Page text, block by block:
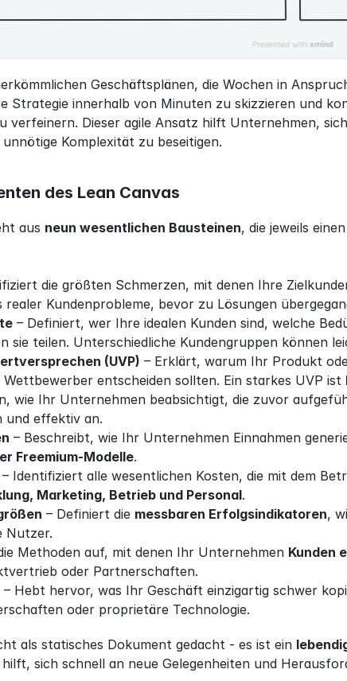
Geschäftsplänen, die Wochen in
Strategie innerhalb von Minuten zu skizzieren und
verfeinern. Dieser agile Ansatz hilft Unternehmen,
Komplexität zu beseitigen.
des Lean Canvas
aus neun wesentlichen Bausteinen, die jeweils
die größten Schmerzen, mit denen Ihre
realer Kundenprobleme, bevor zu Lösungen
– Definiert, wer Ihre idealen Kunden sind, welche
sie teilen. Unterschiedliche Kundengruppen können
(UVP) – Erklärt, warum Ihr Produkt
entscheiden sollten. Ein starkes UVP ist
wie Ihr Unternehmen beabsichtigt, die zuvor
und effektiv an.
– Beschreibt, wie Ihr Unternehmen Einnahmen
Freemium-Modelle.
Marketing, Betrieb und Personal.
– Definiert die messbaren Erfolgsindikatoren,
Nutzer.
Methoden auf, mit denen Ihr Unternehmen Kunden
oder Partnerschaften.
– Hebt hervor, was Ihr Geschäft einzigartig schwer
oder proprietäre Technologie.
als statisches Dokument gedacht - es ist ein
sich schnell an neue Gelegenheiten und